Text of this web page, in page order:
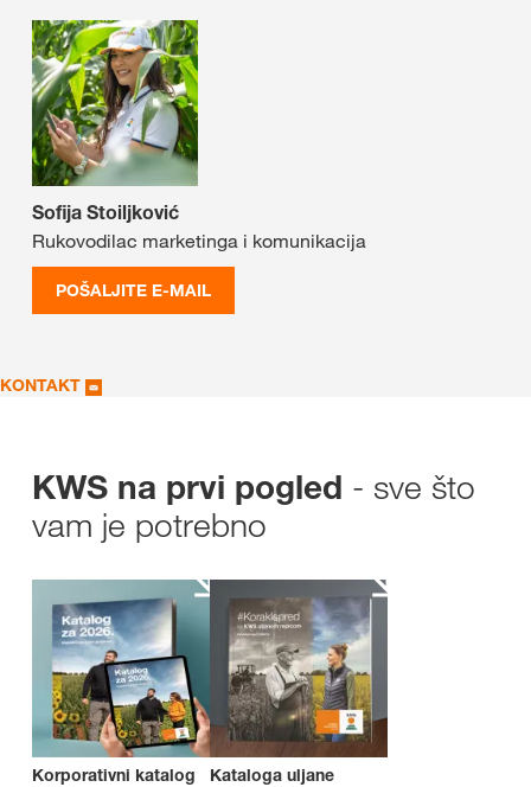
Sofija Stoiljković
Rukovodilac marketinga i komunikacija
POŠALJITE E-MAIL
KONTAKT
KWS na prvi pogled - sve što
vam je potrebno
Korporativni katalog
Kataloga uljane